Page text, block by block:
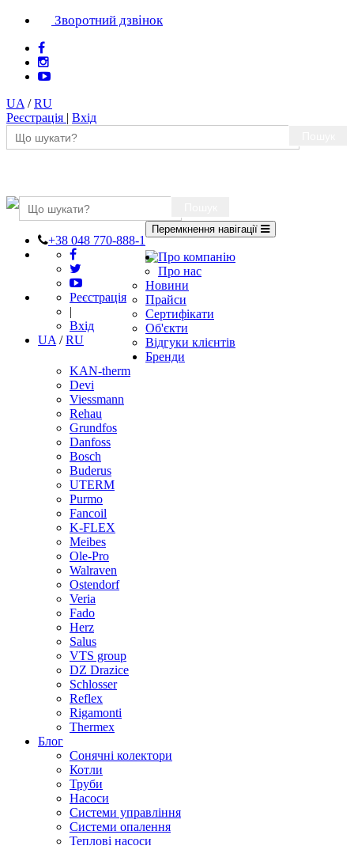
Зворотний дзвінок
UA /RU
Реєстрація | Вхід
+38 048 770-888-1
Реєстрація
|
Вхід
UA /RU
Перемкнення навігації
Про компанію
Про нас
Новини
Прайси
Сертифікати
Об'єкти
Відгуки клієнтів
Бренди
KAN-therm
Devi
Viessmann
Rehau
Grundfos
Danfoss
Bosch
Buderus
UTERM
Purmo
Fancoil
K-FLEX
Meibes
Ole-Pro
Walraven
Ostendorf
Veria
Fado
Herz
Salus
VTS group
DZ Drazice
Schlosser
Reflex
Rigamonti
Thermex
Блог
Сонячні колектори
Котли
Труби
Насоси
Системи управління
Системи опалення
Теплові насоси